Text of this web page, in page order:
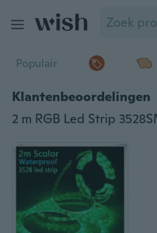
Populair
Klantenbeoordelingen